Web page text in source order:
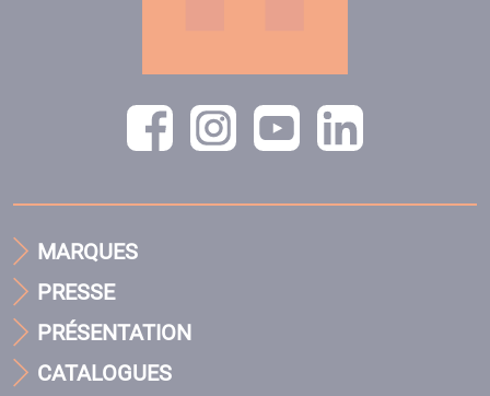
MARQUES
PRESSE
PRÉSENTATION
CATALOGUES